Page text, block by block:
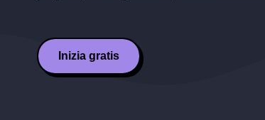
Inizia gratis